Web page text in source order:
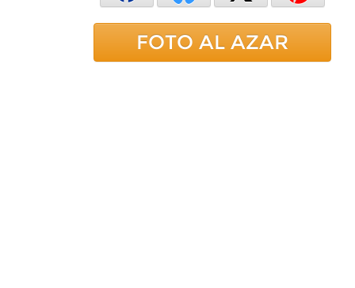
FOTO AL AZAR